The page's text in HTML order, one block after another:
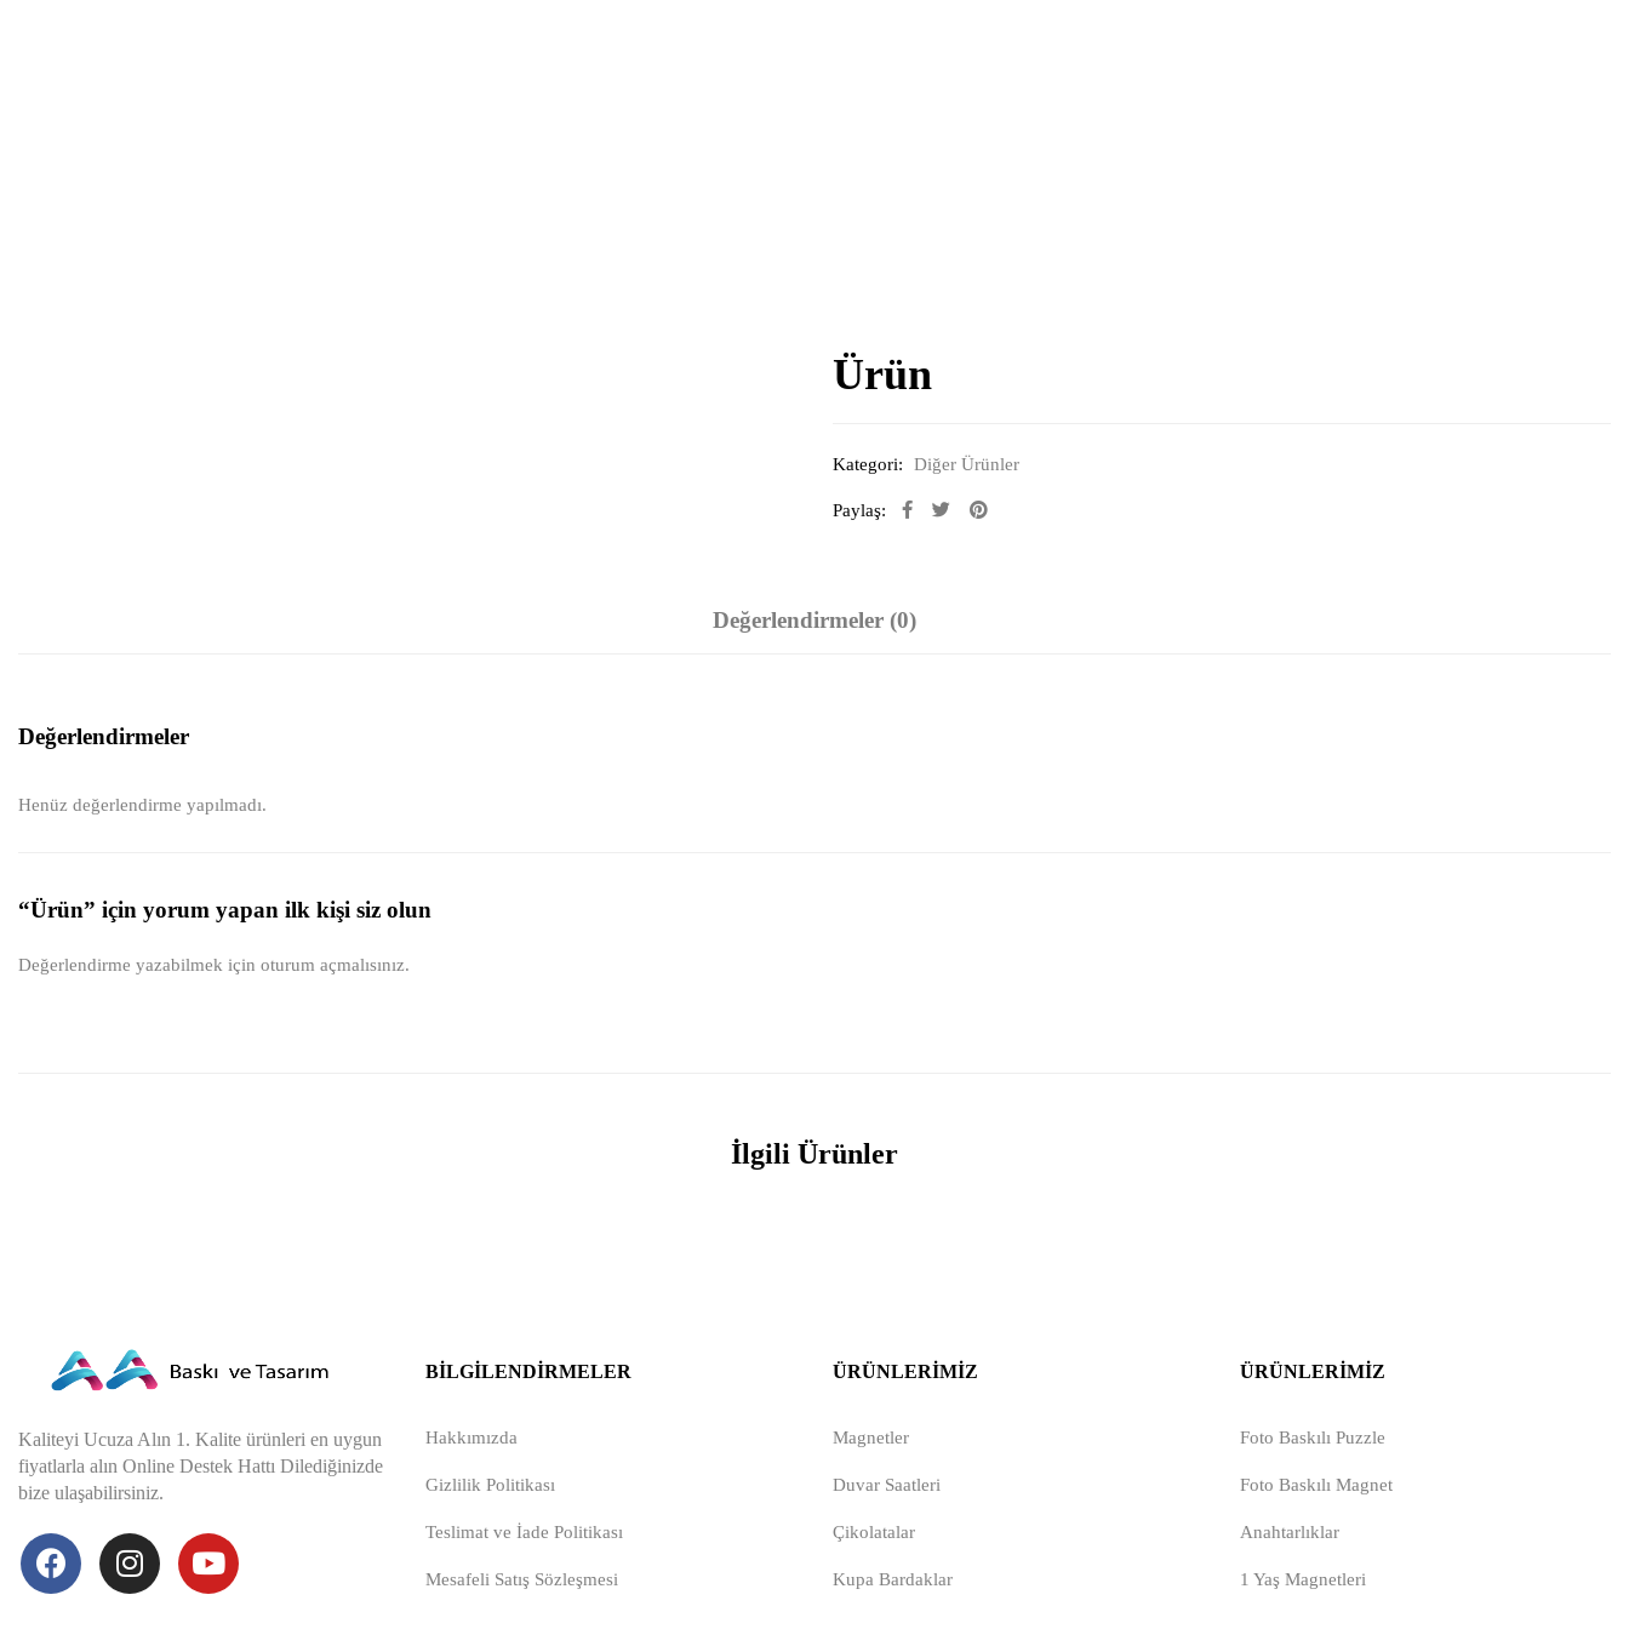
Ürün
Kategori: Diğer Ürünler
Paylaş:
Değerlendirmeler (0)
Değerlendirmeler
Henüz değerlendirme yapılmadı.
“Ürün” için yorum yapan ilk kişi siz olun
Değerlendirme yazabilmek için oturum açmalısınız.
İlgili Ürünler
Kaliteyi Ucuza Alın 1. Kalite ürünleri en uygun
fiyatlarla alın Online Destek Hattı Dilediğinizde
bize ulaşabilirsiniz.
BILGILENDIRMELER
Hakkımızda
Gizlilik Politikası
Teslimat ve İade Politikası
Mesafeli Satış Sözleşmesi
ÜRÜNLERIMIZ
Magnetler
Duvar Saatleri
Çikolatalar
Kupa Bardaklar
ÜRÜNLERIMIZ
Foto Baskılı Puzzle
Foto Baskılı Magnet
Anahtarlıklar
1 Yaş Magnetleri